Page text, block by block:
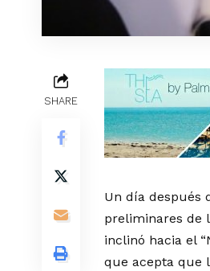
SHARE
Un día después
preliminares de
inclinó hacia el
que acepta que